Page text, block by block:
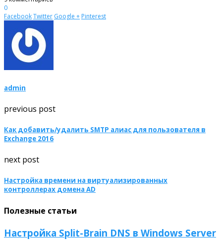
0
FacebookTwitter Google + Pinterest
admin
previous post
Как добавить/удалить SMTP алиас для пользователя в
Exchange 2016
next post
Настройка времени на виртуализированных
контроллерах домена AD
Полезные статьи
Настройка Split-Brain DNS в Windows Server